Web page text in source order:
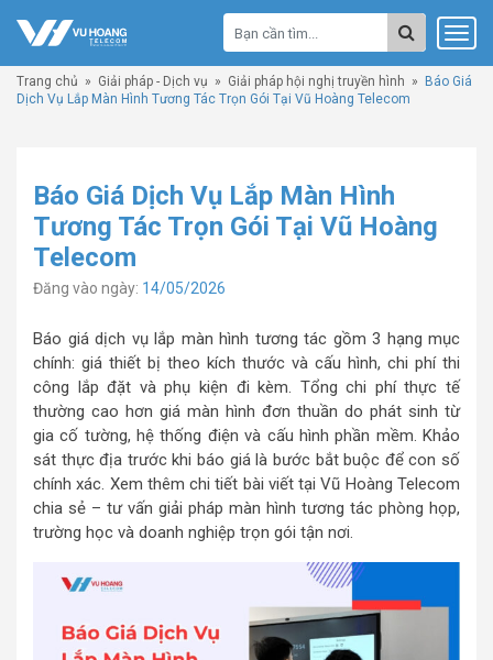
Trang chủ » Giải pháp - Dịch vụ » Giải pháp hội nghị truyền hình »
Báo Giá
Dịch Vụ Lắp Màn Hình Tương Tác Trọn Gói Tại Vũ Hoàng Telecom
Báo Giá Dịch Vụ Lắp Màn Hình
Tương Tác Trọn Gói Tại Vũ Hoàng
Telecom
Đăng vào ngày: 14/05/2026
Báo giá dịch vụ lắp màn hình tương tác gồm 3 hạng mục
chính: giá thiết bị theo kích thước và cấu hình, chi phí thi
công lắp đặt và phụ kiện đi kèm. Tổng chi phí thực tế
thường cao hơn giá màn hình đơn thuần do phát sinh từ
gia cố tường, hệ thống điện và cấu hình phần mềm. Khảo
sát thực địa trước khi báo giá là bước bắt buộc để con số
chính xác. Xem thêm chi tiết bài viết tại Vũ Hoàng Telecom
chia sẻ – tư vấn giải pháp màn hình tương tác phòng họp,
trường học và doanh nghiệp trọn gói tận nơi.